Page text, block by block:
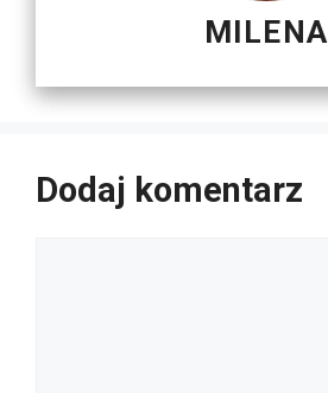
MILENA
Dodaj komentarz